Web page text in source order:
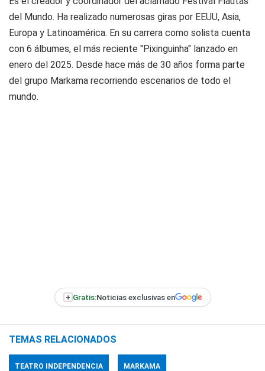
del Mundo. Ha realizado numerosas giras por EEUU, Asia,
Europa y Latinoamérica. En su carrera como solista cuenta
con 6 álbumes, el más reciente "Pixinguinha" lanzado en
enero del 2025. Desde hace más de 30 años forma parte
del grupo Markama recorriendo escenarios de todo el
mundo.
+ Gratis:Noticias exclusivas en
TEMAS RELACIONADOS
TEATRO INDEPENDENCIA MARKAMA